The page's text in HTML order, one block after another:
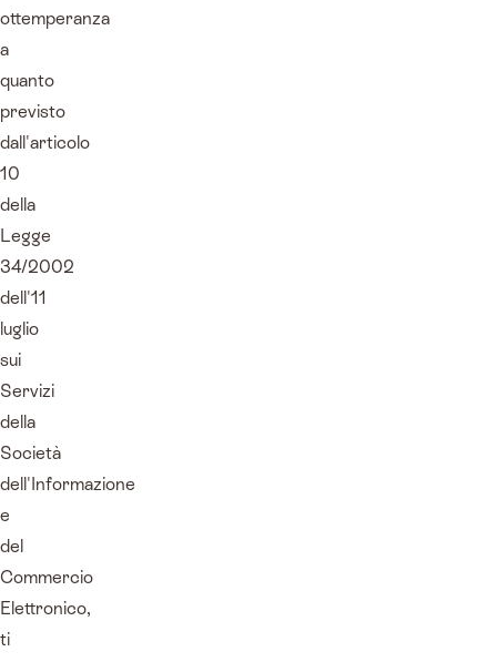
ottemperanza
a
quanto
previsto
dall'articolo
10
della
Legge
34/2002
dell'11
luglio
sui
Servizi
della
Società
dell'Informazione
e
del
Commercio
Elettronico,
ti